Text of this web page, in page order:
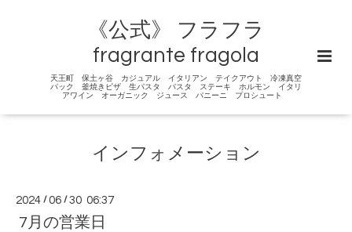
《公式》 フラフラ
fragrante fragola
天王町 保土ヶ谷 カジュアル イタリアン テイクアウト 冷凍真空
パック 釜焼きピザ 生パスタ パスタ ステーキ ホルモン イタリ
アワイン オーガニック ジュース パニーニ プロシュート
インフォメーション
2024 /06 /30 06:37
7月の営業日